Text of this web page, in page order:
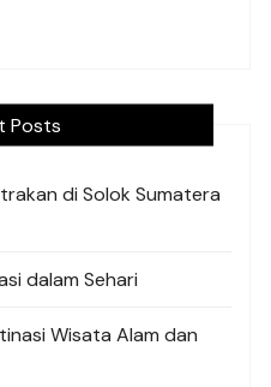
Posts
di Solok Sumatera
dalam Sehari
Wisata Alam dan